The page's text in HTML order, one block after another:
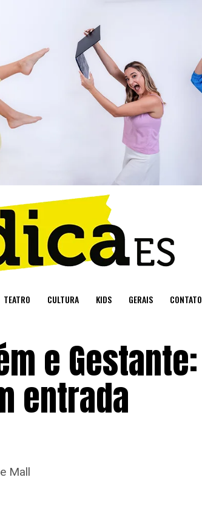
TEATRO CULTURA KIDS GERAIS CONTATO
e Gestante:
entrada
Mall